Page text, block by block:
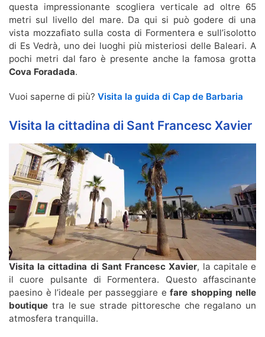
questa impressionante scogliera verticale ad oltre 65
metri sul livello del mare. Da qui si può godere di una
vista mozzafiato sulla costa di Formentera e sull’isolotto
di Es Vedrà, uno dei luoghi più misteriosi delle Baleari. A
pochi metri dal faro è presente anche la famosa grotta
Cova Foradada.
Vuoi saperne di più? Visita la guida di Cap de Barbaria
Visita la cittadina di Sant Francesc Xavier
Visita la cittadina di Sant Francesc Xavier, la capitale e
il cuore pulsante di Formentera. Questo affascinante
paesino è l’ideale per passeggiare e fare shopping nelle
boutique tra le sue strade pittoresche che regalano un
atmosfera tranquilla.